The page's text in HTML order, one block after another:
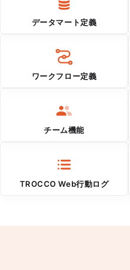
データマート定義
ワークフロー定義
チーム機能
TROCCO Web行動ログ